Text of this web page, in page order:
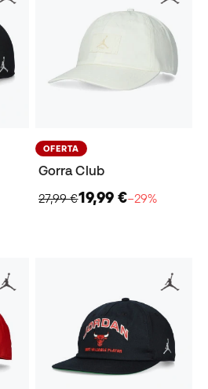
OFERTA
Gorra Club
27,99 €19,99 €−29%